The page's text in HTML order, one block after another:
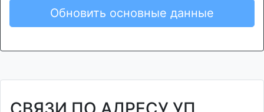
Обновить основные данные